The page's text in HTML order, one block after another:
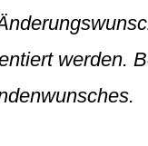
werden.